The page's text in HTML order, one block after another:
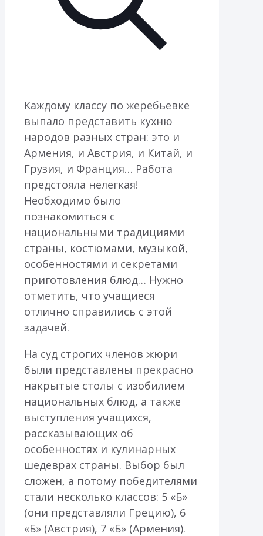
Каждому классу по жеребьевке
выпало представить кухню
народов разных стран: это и
Армения, и Австрия, и Китай, и
Грузия, и Франция… Работа
предстояла нелегкая!
Необходимо было
познакомиться с
национальными традициями
страны, костюмами, музыкой,
особенностями и секретами
приготовления блюд… Нужно
отметить, что учащиеся
отлично справились с этой
задачей.
На суд строгих членов жюри
были представлены прекрасно
накрытые столы с изобилием
национальных блюд, а также
выступления учащихся,
рассказывающих об
особенностях и кулинарных
шедеврах страны. Выбор был
сложен, а потому победителями
стали несколько классов: 5 «Б»
(они представляли Грецию), 6
«Б» (Австрия), 7 «Б» (Армения).